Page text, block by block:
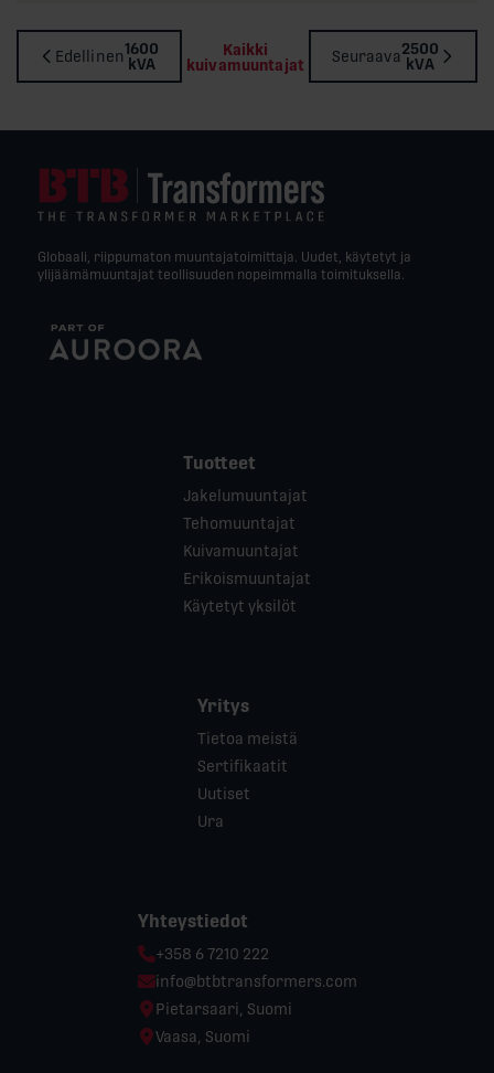
Edellinen1600
kVA
Kaikki
kuivamuuntajat
Seuraava2500
kVA
Globaali, riippumaton muuntajatoimittaja. Uudet, käytetyt ja
ylijäämämuuntajat teollisuuden nopeimmalla toimituksella.
Tuotteet
Jakelumuuntajat
Tehomuuntajat
Kuivamuuntajat
Erikoismuuntajat
Käytetyt yksilöt
Yritys
Tietoa meistä
Sertifikaatit
Uutiset
Ura
Yhteystiedot
Phone:
+358 6 7210 222
Email:
info@btbtransformers.com
Location:
Pietarsaari, Suomi
Location:
Vaasa, Suomi